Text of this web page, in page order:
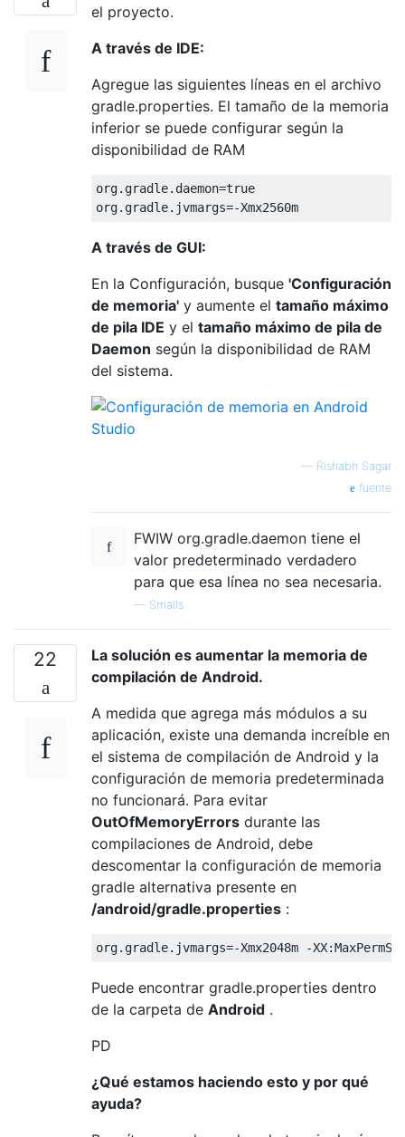
el proyecto.
A través de IDE:
Agregue las siguientes líneas en el archivo
gradle.properties. El tamaño de la memoria
inferior se puede configurar según la
disponibilidad de RAM
org.gradle.daemon=true
A través de GUI:
En la Configuración, busque 'Configuración
de memoria' y aumente el tamaño máximo
de pila IDE y el tamaño máximo de pila de
Daemon según la disponibilidad de RAM
del sistema.
— Rishabh Sagar
fuente
FWIW org.gradle.daemon tiene el
valor predeterminado verdadero
para que esa línea no sea necesaria.
— Smalls
22
La solución es aumentar la memoria de
compilación de Android.
A medida que agrega más módulos a su
aplicación, existe una demanda increíble en
el sistema de compilación de Android y la
configuración de memoria predeterminada
no funcionará. Para evitar
OutOfMemoryErrors durante las
compilaciones de Android, debe
descomentar la configuración de memoria
gradle alternativa presente en
/android/gradle.properties :
Puede encontrar gradle.properties dentro
de la carpeta de Android .
PD
¿Qué estamos haciendo esto y por qué
ayuda?